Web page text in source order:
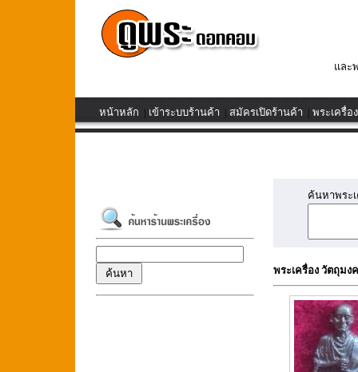
และ
หน้าหลัก | เข้าระบบร้านค้า | สมัครเปิดร้านค้า | พระเครื่อ
ค้นหาพระ
พระเครื่อง วัตถุมงค